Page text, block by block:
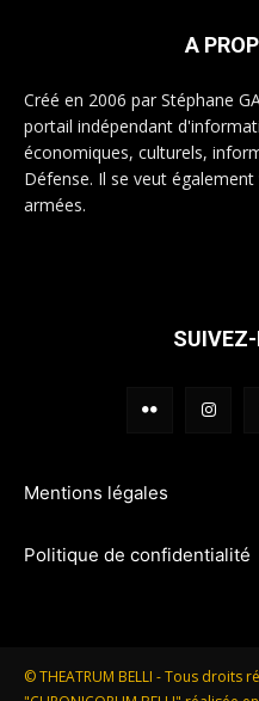
A
Créé en 2006 par Stéphane
portail indépendant
économiques, culturels,
Défense. Il se veut
armées.
Mentions légales
Politique de confidentialité
© THEATRUM BELLI - Tous droits